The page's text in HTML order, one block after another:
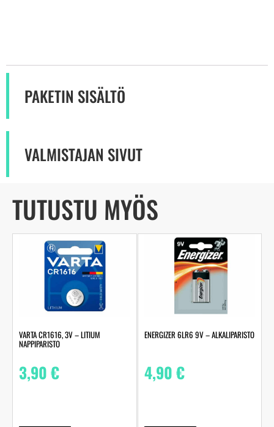
PAKETIN SISÄLTÖ
VALMISTAJAN SIVUT
TUTUSTU MYÖS
VARTA CR1616, 3V – LITIUM
NAPPIPARISTO
3,90€
ENERGIZER 6LR6 9V – ALKALIPARISTO
4,90€